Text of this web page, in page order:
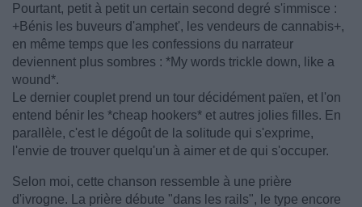
Pourtant, petit à petit un certain second degré s'immisce :
+Bénis les buveurs d'amphet', les vendeurs de cannabis+,
en même temps que les confessions du narrateur
deviennent plus sombres : *My words trickle down, like a
wound*.
Le dernier couplet prend un tour décidément païen, et l'on
entend bénir les *cheap hookers* et autres jolies filles. En
parallèle, c'est le dégoût de la solitude qui s'exprime,
l'envie de trouver quelqu'un à aimer et de qui s'occuper.
Selon moi, cette chanson ressemble à une prière
d'ivrogne. La prière débute "dans les rails", le type encore